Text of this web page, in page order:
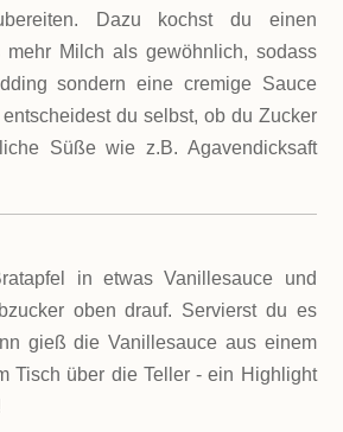
Dazu kochst du einen
mehr Milch als gewöhnlich, sodass
sondern eine cremige Sauce
du selbst, ob du Zucker
Süße wie z.B. Agavendicksaft
in etwas Vanillesauce und
oben drauf. Servierst du es
gieß die Vanillesauce aus einem
Tisch über die Teller - ein Highlight